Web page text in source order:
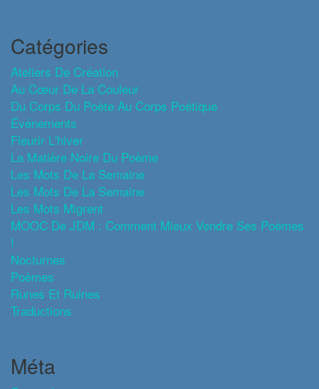
Catégories
Ateliers De Création
Au Cœur De La Couleur
Du Corps Du Poète Au Corps Poétique
Événements
Fleurir L'hiver
La Matière Noire Du Poème
Les Mots De La Semaine
Les Mots De La Semaine
Les Mots Migrent
MOOC De JDM : Comment Mieux Vendre Ses Poèmes
!
Nocturnes
Poèmes
Runes Et Ruines
Traductions
Méta